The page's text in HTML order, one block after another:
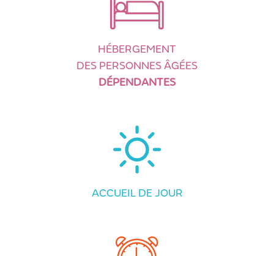
HÉBERGEMENT
DES PERSONNES ÂGÉES
DÉPENDANTES
ACCUEIL DE JOUR